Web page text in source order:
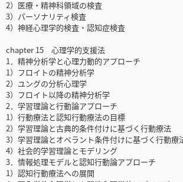
2）医療・精神科領域の検査
3）パーソナリティ検査
4）神経心理学的検査・認知症検査
chapter 15 心理学的支援法
1．精神分析学と心理力動的アプローチ
1）フロイトの精神分析学
2）ユングの分析心理学
3）フロイト以降の精神分析学
2．学習理論と行動論アプローチ
1）行動療法と認知行動療法の目標
2）学習理論と古典的条件付けに基づく行動療法
3）学習理論とオペラント条件付けに基づく行動療
4）社会的学習理論とモデリング
3．情報処理モデルと認知行動論アプローチ
1）認知行動療法への展開